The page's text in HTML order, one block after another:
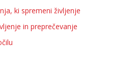
ki spremeni življenje
in preprečevanje